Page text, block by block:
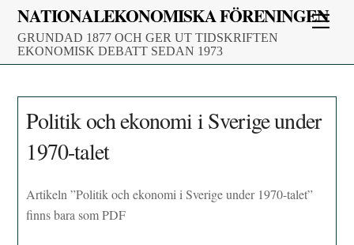
Skip
content
NATIONALEKONOMISKA FÖRENINGEN
GRUNDAD 1877 OCH GER UT TIDSKRIFTEN
EKONOMISK DEBATT SEDAN 1973
Politik och ekonomi i Sverige under
1970-talet
Artikeln ”Politik och ekonomi i Sverige under 1970-talet”
finns bara som PDF